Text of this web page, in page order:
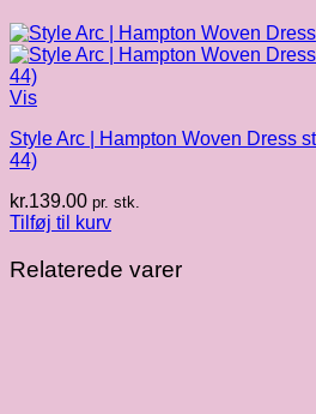
Vis
Style Arc | Hampton Woven Dress
44)
kr.139.00 pr. stk.
Tilføj til kurv
Relaterede varer